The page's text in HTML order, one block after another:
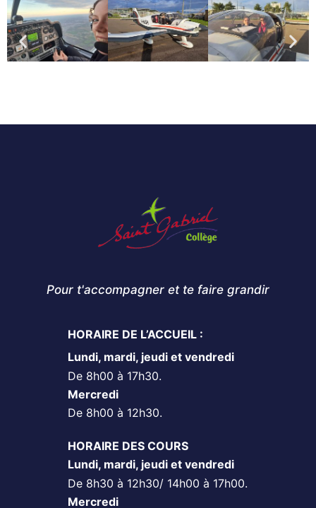
Pour t'accompagner et te faire grandir
HORAIRE DE L’ACCUEIL :
Lundi, mardi, jeudi et vendredi
De 8h00 à 17h30.
Mercredi
De 8h00 à 12h30.
HORAIRE DES COURS
Lundi, mardi, jeudi et vendredi
De 8h30 à 12h30/ 14h00 à 17h00.
Mercredi